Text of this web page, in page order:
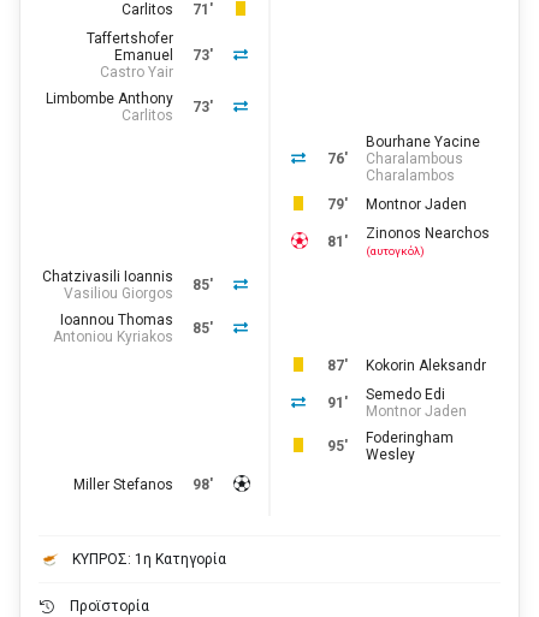
71'
Carlitos
73'
Taffertshofer
Emanuel
Castro Yair
73'
Limbombe Anthony
Carlitos
76'
Bourhane Yacine
Charalambous
Charalambos
79'
Montnor Jaden
81' Zinonos Nearchos
(αυτογκόλ)
85'
Chatzivasili Ioannis
Vasiliou Giorgos
85'
Ioannou Thomas
Antoniou Kyriakos
87'
Kokorin Aleksandr
91'
Semedo Edi
Montnor Jaden
95'
Foderingham
Wesley
98'
Miller Stefanos
ΚΥΠΡΟΣ: 1η Κατηγορία
Προϊστορία